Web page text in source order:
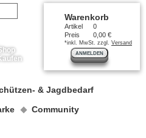
Warenkorb
Artikel
0
Preis
0,00 €
*inkl. MwSt. zzgl. Versand
ANMELDEN
& Jagdbedarf
Community